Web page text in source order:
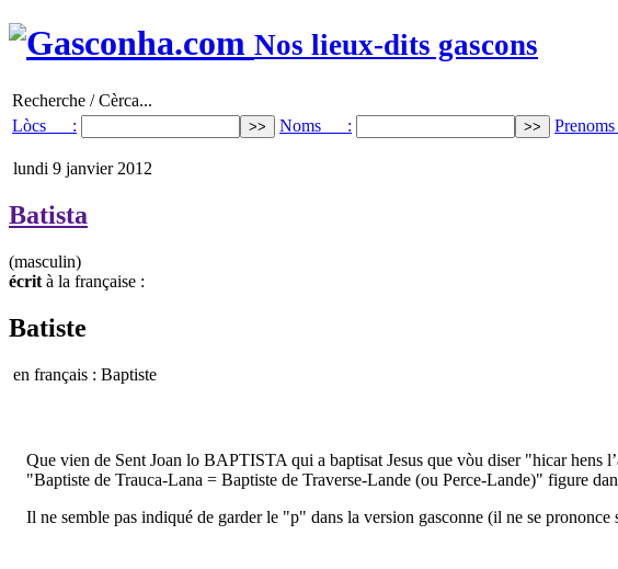
Nos lieux-dits gascons
Recherche / Cèrca...
Lòcs :
Noms :
lundi 9 janvier 2012
Batista
(masculin)
écrit à la française :
Batiste
en français : Baptiste
Que vien de Sent Joan lo BAPTISTA qui a baptisat Jesus que vòu diser "hicar hens
"Baptiste de Trauca-Lana = Baptiste de Traverse-Lande (ou Perce-Lande)" figure
Il ne semble pas indiqué de garder le "p" dans la version gasconne (il ne se prononce